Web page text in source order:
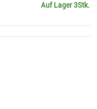
Auf Lager3Stk.